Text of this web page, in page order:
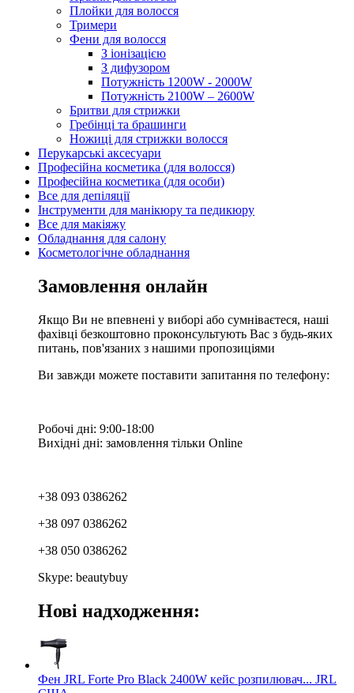
Плойки для волосся
Тримери
Фени для волосся
З іонізацією
З дифузором
Потужність 1200W - 2000W
Потужність 2100W – 2600W
Бритви для стрижки
Гребінці та брашинги
Ножиці для стрижки волосся
Перукарські аксесуари
Професійна косметика (для волосся)
Професійна косметика (для особи)
Все для депіляції
Інструменти для манікюру та педикюру
Все для макіяжу
Обладнання для салону
Косметологічне обладнання
Замовлення онлайн
Якщо Ви не впевнені у виборі або сумніваєтеся, наші
фахівці безкоштовно проконсультують Вас з будь-яких
питань, пов'язаних з нашими пропозиціями
Ви завжди можете поставити запитання по телефону:
Робочі дні: 9:00-18:00
Вихідні дні: замовлення тільки Online
+38 093 0386262
+38 097 0386262
+38 050 0386262
Skype: beautybuy
Нові надходження:
Фен JRL Forte Pro Black 2400W кейс розпилювач... JRL